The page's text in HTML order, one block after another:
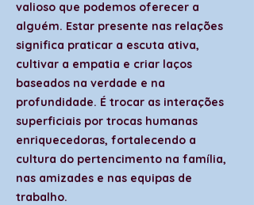
valioso que podemos oferecer a
alguém. Estar presente nas relações
significa praticar a escuta ativa,
cultivar a empatia e criar laços
baseados na verdade e na
profundidade. É trocar as interações
superficiais por trocas humanas
enriquecedoras, fortalecendo a
cultura do pertencimento na família,
nas amizades e nas equipas de
trabalho.